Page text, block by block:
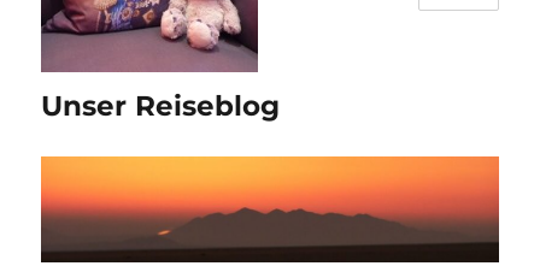
Unser Reiseblog